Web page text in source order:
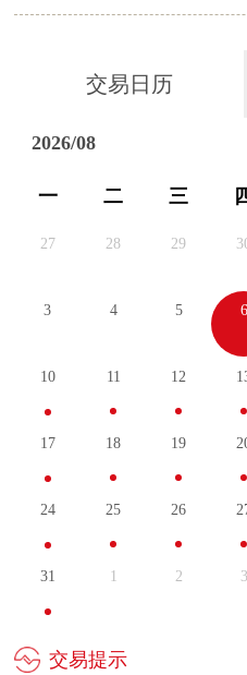
的交易，请及时联系我司或分支
涉嫌违反《期货和衍生品法》第
可能被认定为非法金融活动金额
根据《刑法》第二百二十五条规
年以下有期徒刑或者拘役，并处
五倍以下罚金或者没收财产。
利用外部系统从事操纵市场、代
账户实名制、变相居间、非法经
相关行为，我司将依法采取限制
请您知悉上述事项，我们将不断
方正中期期货有限公司
交易日历
2026/08
一 二 三
27 28 29
3 4 5 6
10 11 12
17 18 19
24 25 26
31 1 2 3
交易提示